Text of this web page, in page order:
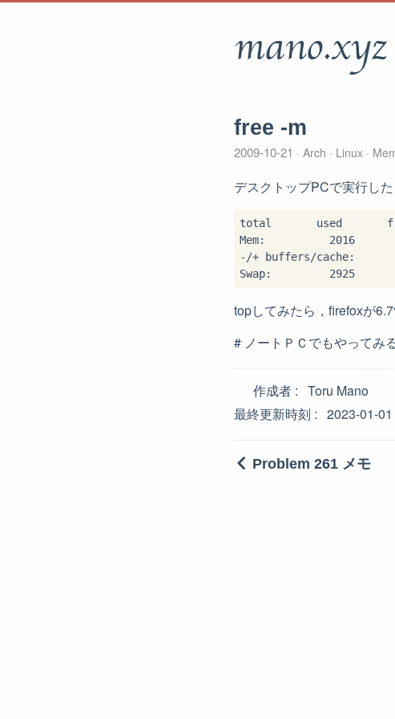
mano.xyz
free -m
2009-10-21 Arch Linux
デスクトップPCで実行した
total       used
Mem:          2016
-/+ buffers/cache:
topしてみたら，firefoxが
# ノートＰＣでもやってみ
作成者
Toru Mano
最終更新時刻
2023-01-01
Problem 261 メモ